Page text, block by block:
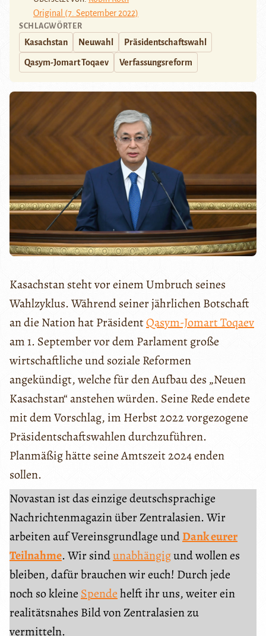
Original (7. September 2022)
SCHLAGWÖRTER
Kasachstan Neuwahl Präsidentschaftswahl
Qasym-Jomart Toqaev Verfassungsreform
Kasachstan steht vor einem Umbruch seines
Wahlzyklus. Während seiner jährlichen Botschaft
an die Nation hat PräsidentQasym-Jomart Toqaev
am 1. September vor dem Parlament große
wirtschaftliche und soziale Reformen
angekündigt, welche für den Aufbau des „Neuen
Kasachstan“ anstehen würden. Seine Rede endete
mit dem Vorschlag, im Herbst 2022 vorgezogene
Präsidentschaftswahlen durchzuführen.
Planmäßig hätte seine Amtszeit 2024 enden
sollen.
Novastan ist das einzige deutschsprachige
Nachrichtenmagazin über Zentralasien. Wir
arbeiten auf Vereinsgrundlage undDank eurer
Teilnahme. Wir sindunabhängigund wollen es
bleiben, dafür brauchen wir euch! Durch jede
noch so kleine Spendehelft ihr uns, weiter ein
realitätsnahes Bild von Zentralasien zu
vermitteln.